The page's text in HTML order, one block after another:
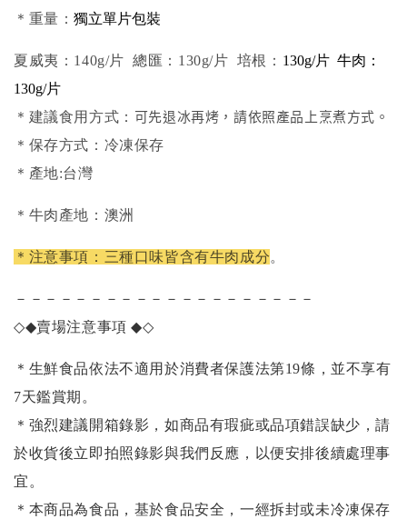
＊重量：獨立單片包裝
夏威夷：140g/片總匯： 130g/片 培根： 130g/片 牛肉：
130g/片
＊建議食用方式： 可先退冰再烤，請依照產品上烹煮方式。
＊保存方式：冷凍保存
＊產地:台灣
＊牛肉產地：澳洲
＊注意事項：三種口味皆含有牛肉成分。
－－－－－－－－－－－－－－－－－－－－
◇◆賣場注意事項◆◇
＊生鮮食品依法不適用於消費者保護法第19條，並不享有
7天鑑賞期。
＊強烈建議開箱錄影，如商品有瑕疵或品項錯誤缺少，請
於收貨後立即拍照錄影與我們反應，以便安排後續處理事
宜。
＊本商品為食品，基於食品安全，一經拆封或未冷凍保存